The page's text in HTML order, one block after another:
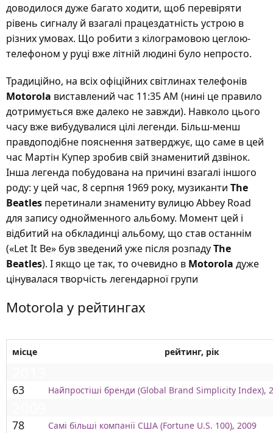
доводилося дуже багато ходити, щоб перевіряти
рівень сигналу й взагалі працездатність устрою в
різних умовах. Що робити з кілограмовою цеглою-
телефоном у руці вже літній людині було непросто.
Традиційно, на всіх офіційних світлинах телефонів
Motorola виставлений час 11:35 АМ (нині це правило
дотримується вже далеко не завжди). Навколо цього
часу вже вибудувалися цілі легенди. Більш-менш
правдоподібне пояснення затверджує, що саме в цей
час Мартін Купер зробив свій знаменитий дзвінок.
Інша легенда побудована на причині взагалі іншого
роду: у цей час, 8 серпня 1969 року, музиканти The
Beatles перетинали знамениту вулицю Abbey Road
для запису однойменного альбому. Момент цей і
відбитий на обкладинці альбому, що став останнім
(«Let It Be» був зведений уже після розпадуThe
Beatles). І якщо це так, то очевидно в Motorola дуже
цінувалася творчість легендарної групи
Motorola у рейтингах
місце рейтинг, рік
63 Найпростіші бренди (Global Brand Simplicity Index),
78 Самі більші компанії США (Fortune U.S. 100), 2009